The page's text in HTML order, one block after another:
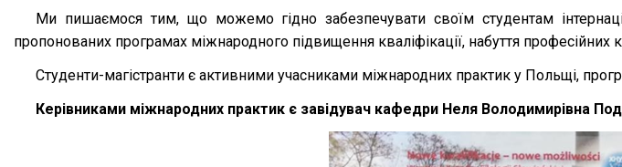
Ми пишаємося тим, що можемо гідно забезпечувати своїм студентам
пропонованих програмах міжнародного підвищення кваліфікації, набуття професійних
Студенти-магістранти є активними учасниками міжнародних практик у Польщі,
Керівниками міжнародних практик є завідувач кафедри Неля Володимирівна